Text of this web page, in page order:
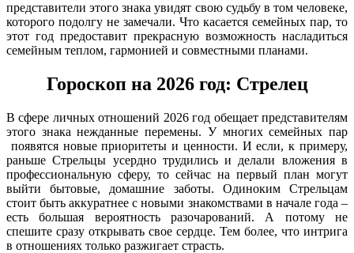
представители этого знака увидят свою судьбу в том человеке,
которого подолгу не замечали. Что касается семейных пар, то
этот год предоставит прекрасную возможность насладиться
семейным теплом, гармонией и совместными планами.
Гороскоп на 2026 год: Стрелец
В сфере личных отношений 2026 год обещает представителям
этого знака нежданные перемены. У многих семейных пар
появятся новые приоритеты и ценности. И если, к примеру,
раньше Стрельцы усердно трудились и делали вложения в
профессиональную сферу, то сейчас на первый план могут
выйти бытовые, домашние заботы. Одиноким Стрельцам
стоит быть аккуратнее с новыми знакомствами в начале года –
есть большая вероятность разочарований. А потому не
спешите сразу открывать свое сердце. Тем более, что интрига
в отношениях только разжигает страсть.